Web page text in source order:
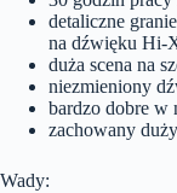
detaliczne
na dźwięku Hi-
duża scena na
niezmieniony
bardzo dobre w
zachowany
Wady: